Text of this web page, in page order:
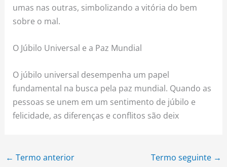
umas nas outras, simbolizando a vitória do bem
sobre o mal.
O Júbilo Universal e a Paz Mundial
O júbilo universal desempenha um papel
fundamental na busca pela paz mundial. Quando as
pessoas se unem em um sentimento de júbilo e
felicidade, as diferenças e conflitos são deix
← Termo anterior Termo seguinte →